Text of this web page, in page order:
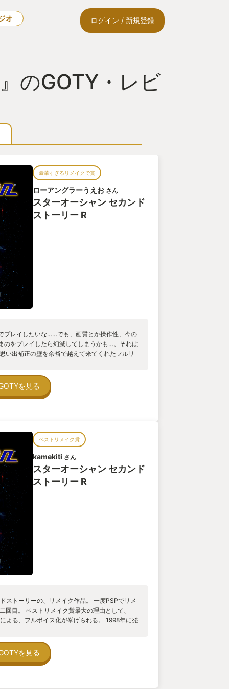
オ ログイン / 新規登録
のGOTY・レビ
豪華すぎるリメイクで賞
ローアングラーうえお さん
スターオーシャン セカンド
ストーリー R
プレイしたいな……でも、画質とか操作性、今の
のをプレイしたら幻滅してしまうかも…。それは
い出補正の壁を余裕で越えて来てくれたフルリ
クは3Dと2Dを掛け合わせ、懐かしさと新しさを
らのファンにも一切文句のつけどころのない出
褪せる事のない内容なので、少しでも気にな
を見る
ベストリメイク賞
kamekiti さん
スターオーシャン セカンド
ストーリー R
ストーリーの、リメイク作品。 一度PSPでリメ
目。 ベストリメイク賞最大の理由として、
よる、フルボイス化が挙げられる。 1998年に発
経てのフルボイス化は、感動と興奮で迎えられ
では）類を見ない、最高のファンサービスだっ
を見る